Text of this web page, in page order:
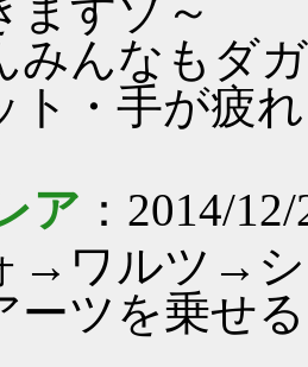
ますゾ～
みんなもダ
ト・手が疲
ア ：2014/
→ワルツ→シ
ーツを乗せ